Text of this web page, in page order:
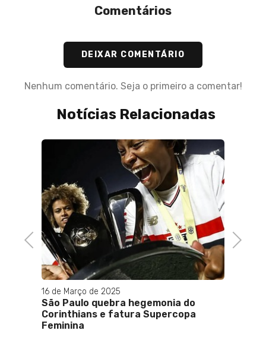
Comentários
DEIXAR COMENTÁRIO
Nenhum comentário. Seja o primeiro a comentar!
Notícias Relacionadas
Previous
16 de Março de 2025
São Paulo quebra hegemonia do
Corinthians e fatura Supercopa
Feminina
Next